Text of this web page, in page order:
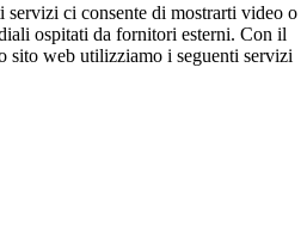
servizi ci consente di mostrarti video o
ospitati da fornitori esterni. Con il
sito web utilizziamo i seguenti servizi